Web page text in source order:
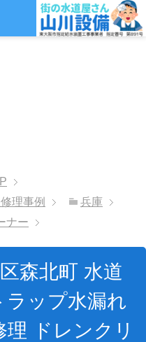
理事例
兵庫
ナー
森北町 水道
ラップ水漏れ
ドレンクリ